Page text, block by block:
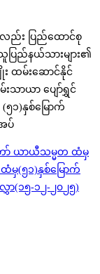
လည်း ပြည်ထောင်စု
ြည်နယ်သားများ၏
ထမ်းဆောင်နိုင်
းသာယာ ပျော်ရွှင်
(၅၁)နှစ်မြောက်
ပ်
ော် ယာယီသမ္မတ ထံမှ
မှ(၅၁)နှစ်မြောက်
(၁၅-၁၂-၂၀၂၅)